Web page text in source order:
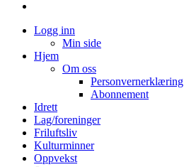
Logg inn
Min side
Hjem
Om oss
Personvernerklæring
Abonnement
Idrett
Lag/foreninger
Friluftsliv
Kulturminner
Oppvekst